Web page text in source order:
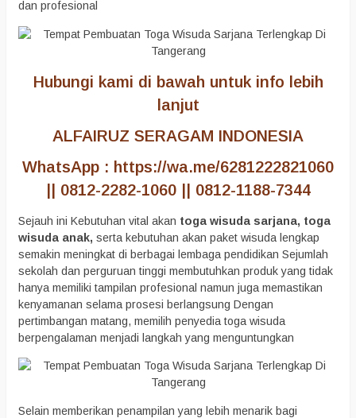
dan profesional
Hubungi kami di bawah untuk info lebih
lanjut
ALFAIRUZ SERAGAM INDONESIA
WhatsApp : https://wa.me/6281222821060
|| 0812-2282-1060 || 0812-1188-7344
Sejauh ini Kebutuhan vital akan toga wisuda sarjana, toga
wisuda anak, serta kebutuhan akan paket wisuda lengkap
semakin meningkat di berbagai lembaga pendidikan Sejumlah
sekolah dan perguruan tinggi membutuhkan produk yang tidak
hanya memiliki tampilan profesional namun juga memastikan
kenyamanan selama prosesi berlangsung Dengan
pertimbangan matang, memilih penyedia toga wisuda
berpengalaman menjadi langkah yang menguntungkan
Selain memberikan penampilan yang lebih menarik bagi